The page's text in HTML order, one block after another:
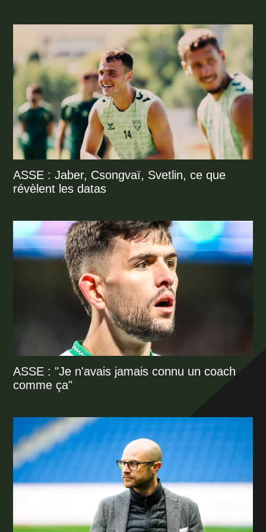
ASSE : Jaber, Csongvaï, Svetlin, ce que
révèlent les datas
ASSE : "Je n'avais jamais connu un coach
comme ça"